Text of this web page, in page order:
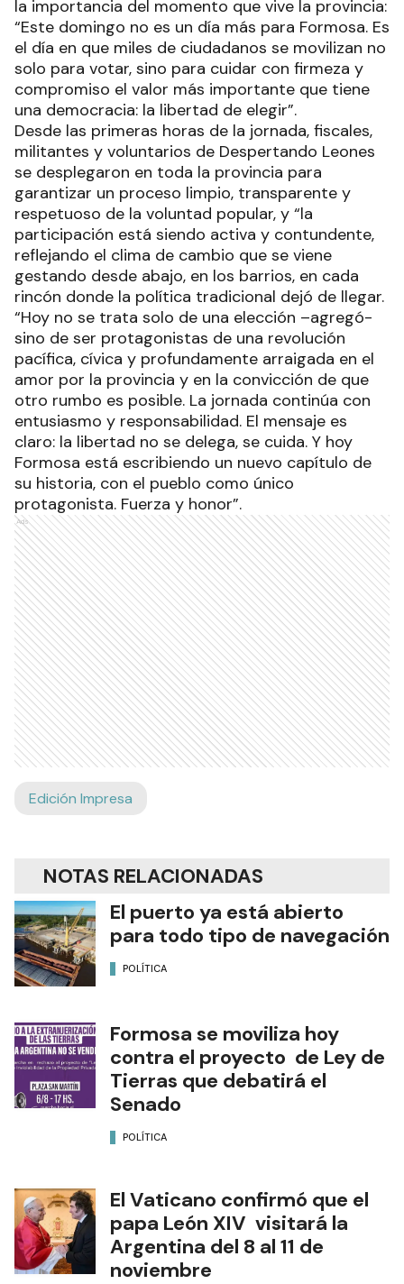
la importancia del momento que vive la provincia:
“Este domingo no es un día más para Formosa. Es
el día en que miles de ciudadanos se movilizan no
solo para votar, sino para cuidar con firmeza y
compromiso el valor más importante que tiene
una democracia: la libertad de elegir”.
Desde las primeras horas de la jornada, fiscales,
militantes y voluntarios de Despertando Leones
se desplegaron en toda la provincia para
garantizar un proceso limpio, transparente y
respetuoso de la voluntad popular, y “la
participación está siendo activa y contundente,
reflejando el clima de cambio que se viene
gestando desde abajo, en los barrios, en cada
rincón donde la política tradicional dejó de llegar.
“Hoy no se trata solo de una elección –agregó-
sino de ser protagonistas de una revolución
pacífica, cívica y profundamente arraigada en el
amor por la provincia y en la convicción de que
otro rumbo es posible. La jornada continúa con
entusiasmo y responsabilidad. El mensaje es
claro: la libertad no se delega, se cuida. Y hoy
Formosa está escribiendo un nuevo capítulo de
su historia, con el pueblo como único
protagonista. Fuerza y honor”.
Ads
Edición Impresa
NOTAS RELACIONADAS
El puerto ya está abierto
para todo tipo de navegación
POLÍTICA
Formosa se moviliza hoy
contra el proyecto de Ley de
Tierras que debatirá el
Senado
POLÍTICA
El Vaticano confirmó que el
papa León XIV visitará la
Argentina del 8 al 11 de
noviembre